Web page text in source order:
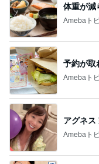
体重が減
Amebaト
予約が取
Amebaト
アグネス
Amebaト